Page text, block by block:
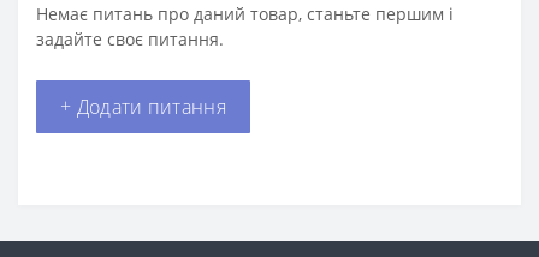
Немає питань про даний товар, станьте першим і
задайте своє питання.
+ Додати питання